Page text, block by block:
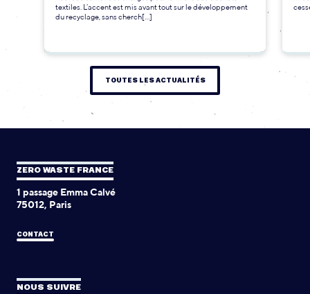
textiles. L’accent est mis avant tout sur le développement
du recyclage, sans cherch[...]
TOUTES LES ACTUALITÉS
ZERO WASTE FRANCE
1 passage Emma Calvé
75012, Paris
CONTACT
NOUS SUIVRE